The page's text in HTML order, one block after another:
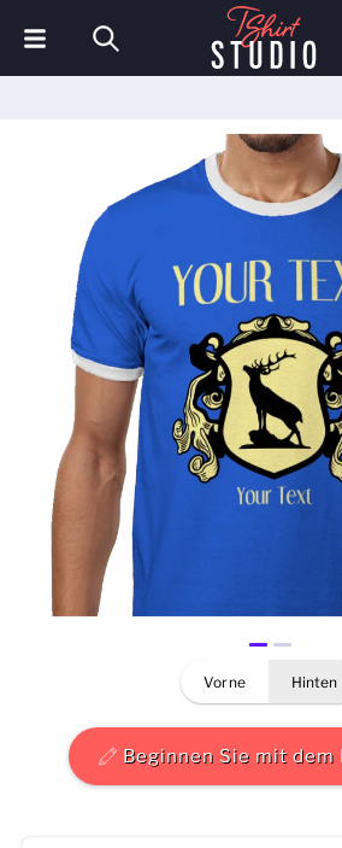
Poloshirts
Sweatshirts
Mützen & Kappen
Sportbekleidung
Arbeitskleidung
Fleece & Jacken
Warnschutzkleidung
Baby
vorne hinten
Beginnen Sie mit dem